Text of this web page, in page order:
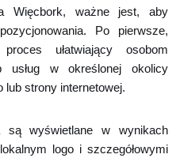
Więcbork, ważne jest, aby
Po pierwsze,
ułatwiający osobom
usług w określonej okolicy
lub strony internetowej.
są wyświetlane w wynikach
logo i szczegółowymi